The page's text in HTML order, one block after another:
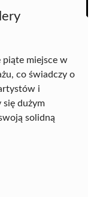
miejsce w
co świadczy o
i
się dużym
solidną